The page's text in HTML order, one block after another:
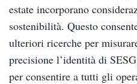
estate incorporano
sostenibilità. Questo
ulteriori ricerche per
precisione l’identità di
per consentire a tutti gli